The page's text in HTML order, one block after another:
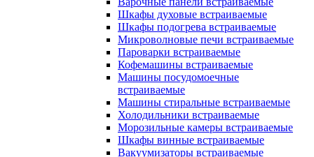
Шкафы духовые встраиваемые
Шкафы подогрева встраиваемые
Микроволновые печи встраиваемые
Пароварки встраиваемые
Кофемашины встраиваемые
Машины посудомоечные
встраиваемые
Машины стиральные встраиваемые
Холодильники встраиваемые
Морозильные камеры встраиваемые
Шкафы винные встраиваемые
Вакуумизаторы встраиваемые